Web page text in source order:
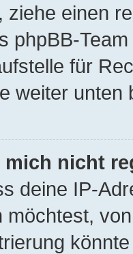
ziehe einen
phpBB-
für
weiter unten
mich nicht
deine IP-
möchtest,